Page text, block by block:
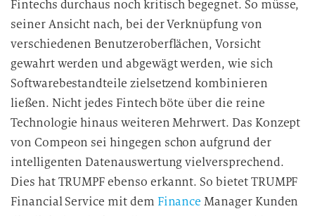
Fintechs durchaus noch kritisch begegnet. So müsse,
seiner Ansicht nach, bei der Verknüpfung von
verschiedenen Benutzeroberflächen, Vorsicht
gewahrt werden und abgewägt werden, wie sich
Softwarebestandteile zielsetzend kombinieren
ließen. Nicht jedes Fintech böte über die reine
Technologie hinaus weiteren Mehrwert. Das Konzept
von Compeon sei hingegen schon aufgrund der
intelligenten Datenauswertung vielversprechend.
Dies hat TRUMPF ebenso erkannt. So bietet TRUMPF
Financial Service mit dem FinanceManager Kunden